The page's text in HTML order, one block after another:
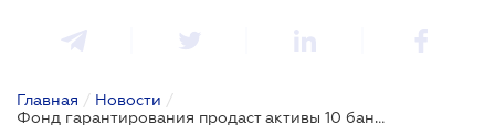
Главная / Новости /
Фонд гарантирования продаст активы 10 банков на общую сумму 4,9 млрд грн